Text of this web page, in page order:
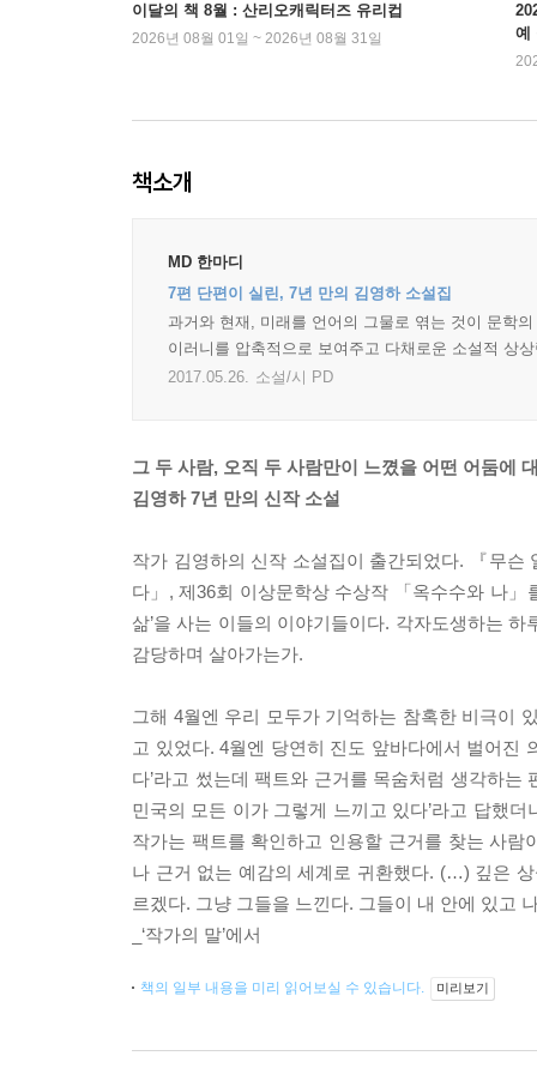
이달의 책 8월 : 산리오캐릭터즈 유리컵
2026년 08월 01일 ~ 2026년 08월 31일
예
책소개
MD 한마디
7편 단편이 실린, 7년 만의 김영하 소설집
과거와 현재, 미래를 언어의 그물로 엮는 것이 문학
이러니를 압축적으로 보여주고 다채로운 소설적 상
2017.05.26. 소설/시 PD
그 두 사람, 오직 두 사람만이 느꼈을 어떤 어둠에
김영하 7년 만의 신작 소설
작가 김영하의 신작 소설집이 출간되었다. 『무
다」, 제36회 이상문학상 수상작 「옥수수와 나」
삶’을 사는 이들의 이야기들이다. 각자도생하는
감당하며 살아가는가.
그해 4월엔 우리 모두가 기억하는 참혹한 비극이
고 있었다. 4월엔 당연히 진도 앞바다에서 벌어진
다’라고 썼는데 팩트와 근거를 목숨처럼 생각하
민국의 모든 이가 그렇게 느끼고 있다’라고 답했
작가는 팩트를 확인하고 인용할 근거를 찾는 사람
나 근거 없는 예감의 세계로 귀환했다. (…) 깊은
르겠다. 그냥 그들을 느낀다. 그들이 내 안에 있고
_‘작가의 말’에서
책의 일부 내용을 미리 읽어보실 수 있습니다. 미리보기